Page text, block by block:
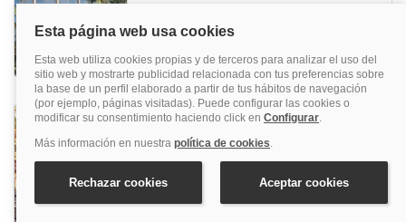
Puerto De La Cruz 8.7
Laguna Park 2